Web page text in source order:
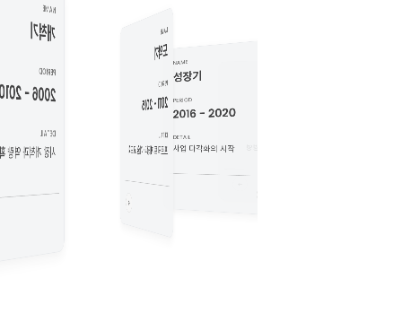
NAME
개척기
PERIOD
2006 - 2010
DETAIL
개척과 역량 확립
NAME
도약기
PERIOD
2011 - 2015
DETAIL
프로젝트 재정과 기술 고도화
NAME
성장기
PERIOD
2016 - 2020
DETAIL
사업 다각화의 시작